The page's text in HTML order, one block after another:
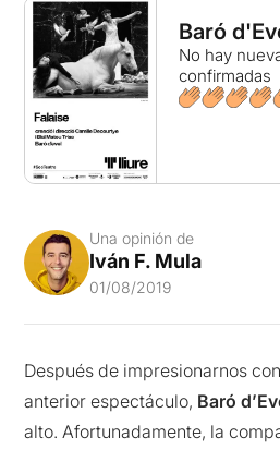
Baró
No hay
confirmadas
Una opinión de
Iván F. Mula
01/08/2019
Después de impresionarnos
anterior espectáculo, Baró
alto. Afortunadamente, la